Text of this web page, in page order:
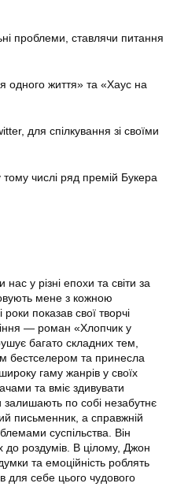
проблеми, ставлячи питання
одного життя» та «Хаус на
для спілкування зі своїми
числі ряд премій Букера
у різні епохи та світи за
мене з кожною
показав свої творчі
— роман «Хлопчик у
багато складних тем,
бестселером та принесла
гаму жанрів у своїх
та вміє здивувати
по собі незабутнє
письменник, а справжній
суспільства. Він
до роздумів. В цілому, Джон
та емоційність роблять
себе цього чудового